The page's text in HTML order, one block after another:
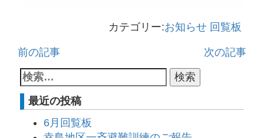
カテゴリー:お知らせ 回覧板
前の記事 次の記事
最近の投稿
6月回覧板